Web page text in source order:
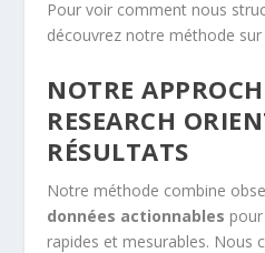
Pour voir comment nous
découvrez notre méthode
NOTRE
RESEARCH
RÉSULTATS
Notre méthode combine
données actionnables
rapides et mesurables. Nous